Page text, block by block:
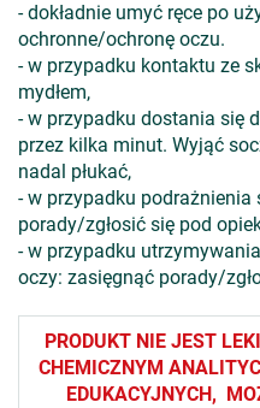
- dokładnie umyć ręce po
ochronne/ochronę oczu.
- w przypadku kontaktu ze
mydłem,
- w przypadku dostania się
przez kilka minut. Wyjąć
nadal płukać,
- w przypadku podrażnienia
porady/zgłosić się pod
- w przypadku
oczy: zasięgnąć porady/
PRODUKT NIE JEST
CHEMICZNYM
EDUKACYJNYCH,